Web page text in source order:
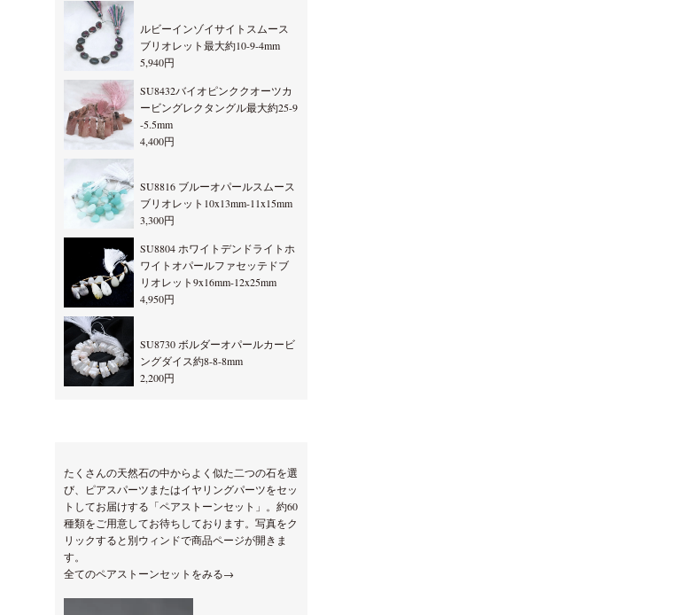
ルビーインゾイサイトスムース
ブリオレット最大約10-9-4mm
5,940円
SU8432バイオピンククオーツカ
ービングレクタングル最大約25-9
-5.5mm
4,400円
SU8816 ブルーオパールスムース
ブリオレット10x13mm-11x15mm
3,300円
SU8804 ホワイトデンドライトホ
ワイトオパールファセッテドブ
リオレット9x16mm-12x25mm
4,950円
SU8730 ボルダーオパールカービ
ングダイス約8-8-8mm
2,200円
たくさんの天然石の中からよく似た二つの石を選
び、ピアスパーツまたはイヤリングパーツをセッ
トしてお届けする「ペアストーンセット」。約60
種類をご用意してお待ちしております。写真をク
リックすると別ウィンドで商品ページが開きま
す。
全てのペアストーンセットをみる→